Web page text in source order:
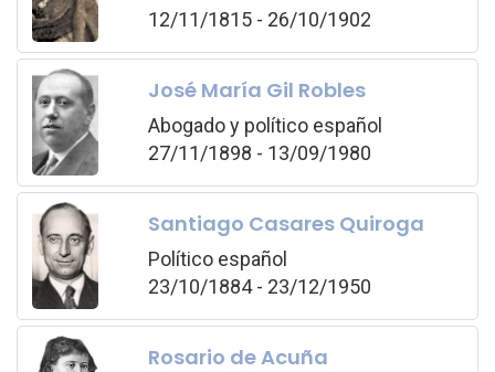
12/11/1815 - 26/10/1902
José María Gil Robles
Abogado y político español
27/11/1898 - 13/09/1980
Santiago Casares Quiroga
Político español
23/10/1884 - 23/12/1950
Rosario de Acuña